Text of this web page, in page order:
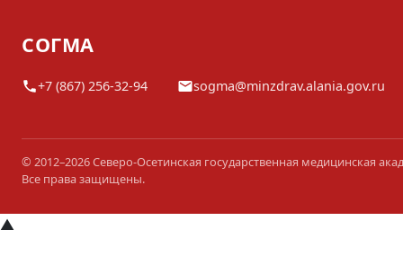
СОГМА
+7 (867) 256-32-94 sogma@minzdrav.alania.gov.ru
© 2012–2026 Северо-Осетинская государственная медицинская
Все права защищены.
▲